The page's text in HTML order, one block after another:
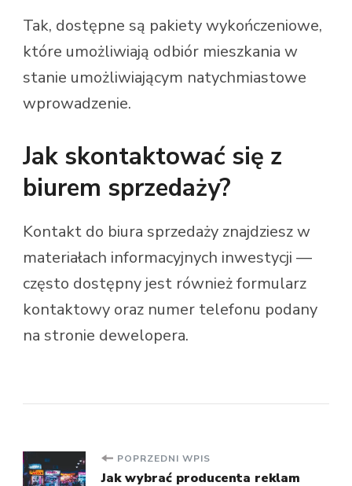
Tak, dostępne są pakiety wykończeniowe,
które umożliwiają odbiór mieszkania w
stanie umożliwiającym natychmiastowe
wprowadzenie.
Jak skontaktować się z
biurem sprzedaży?
Kontakt do biura sprzedaży znajdziesz w
materiałach informacyjnych inwestycji —
często dostępny jest również formularz
kontaktowy oraz numer telefonu podany
na stronie dewelopera.
Nawigacja
POPRZEDNI WPIS
Jak wybrać producenta reklam